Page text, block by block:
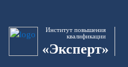
Институт повышения
квалификации
«Эксперт»